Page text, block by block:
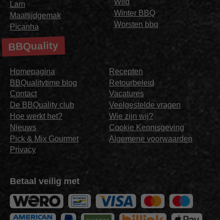
Lam
Maaltijdgemak
Picanha
Wild
Winter BBQ
Worsten bbq
BBQuality
Homepagina
BBQualitytime blog
Contact
De BBQuality club
Hoe werkt het?
Nieuws
Pick & Mix Gourmet
Privacy
Recepten
Retourbeleid
Vacatures
Veelgestelde vragen
Wie zijn wij?
Cookie Kennisgeving
Algemene voorwaarden
Betaal veilig met